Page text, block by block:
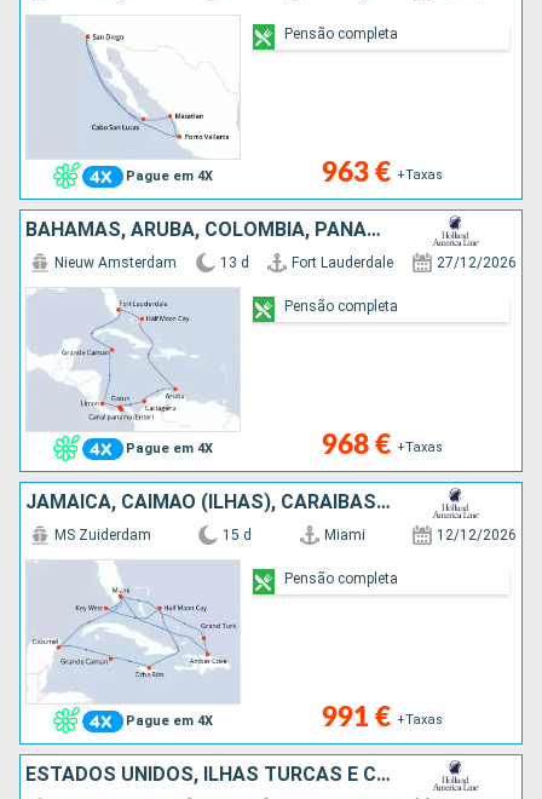
Pague em 4X 963 € +Taxas
Pensão completa
BAHAMAS, ARUBA, COLÔMBIA, PANAMA, COSTA RICA, CAIMÃO (ILHAS), ESTADOS UNIDOS
Pague em 4X
Nieuw Amsterdam 13 d Fort Lauderdale 27/12/2026
968 € +Taxas
Pensão completa
JAMAICA, CAIMÃO (ILHAS), CARAIBAS - MEXICO, REPÚBLICA DOMINICANA, ILHAS TURCAS E CAICOS, BAHAMAS, ESTADOS UNIDOS
Pague em 4X
MS Zuiderdam 15 d Miami 12/12/2026
991 € +Taxas
Pensão completa
ESTADOS UNIDOS, ILHAS TURCAS E CAICOS, REPÚBLICA DOMINICANA, BAHAMAS